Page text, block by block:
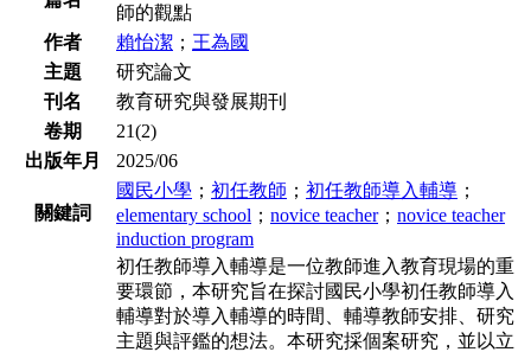
師的觀點
作者
賴怡潔 ； 王為國
主題
研究論文
刊名
教育研究與發展期刊
卷期
21(2)
出版年月
2025/06
關鍵詞
國民小學 ； 初任教師 ； 初任教師導入輔導 ；
elementary school ； novice teacher； novice teacher
induction program
初任教師導入輔導是一位教師進入教育現場的重
要環節，本研究旨在探討國民小學初任教師導入
輔導對於導入輔導的時間、輔導教師安排、研究
主題與評鑑的想法。本研究採個案研究，並以立